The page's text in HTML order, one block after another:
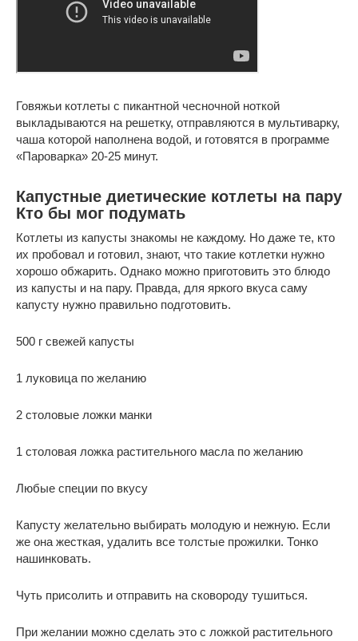
Говяжьи котлеты с пикантной чесночной ноткой
выкладываются на решетку, отправляются в мультиварку,
чаша которой наполнена водой, и готовятся в программе
«Пароварка» 20-25 минут.
Капустные диетические котлеты на пару
Кто бы мог подумать
Котлеты из капусты знакомы не каждому. Но даже те, кто
их пробовал и готовил, знают, что такие котлетки нужно
хорошо обжарить. Однако можно приготовить это блюдо
из капусты и на пару. Правда, для яркого вкуса саму
капусту нужно правильно подготовить.
500 г свежей капусты
1 луковица по желанию
2 столовые ложки манки
1 столовая ложка растительного масла по желанию
Любые специи по вкусу
Капусту желательно выбирать молодую и нежную. Если
же она жесткая, удалить все толстые прожилки. Тонко
нашинковать.
Чуть присолить и отправить на сковороду тушиться.
При желании можно сделать это с ложкой растительного